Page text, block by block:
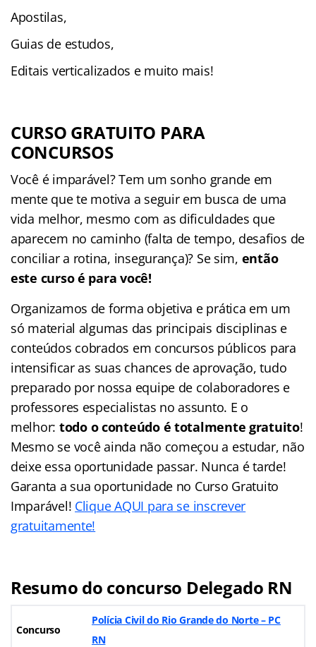
Apostilas,
Guias de estudos,
Editais verticalizados e muito mais!
CURSO GRATUITO PARA
CONCURSOS
Você é imparável? Tem um sonho grande em
mente que te motiva a seguir em busca de uma
vida melhor, mesmo com as dificuldades que
aparecem no caminho (falta de tempo, desafios de
conciliar a rotina, insegurança)? Se sim, então
este curso é para você!
Organizamos de forma objetiva e prática em um
só material algumas das principais disciplinas e
conteúdos cobrados em concursos públicos para
intensificar as suas chances de aprovação, tudo
preparado por nossa equipe de colaboradores e
professores especialistas no assunto. E o
melhor: todo o conteúdo é totalmente gratuito!
Mesmo se você ainda não começou a estudar, não
deixe essa oportunidade passar. Nunca é tarde!
Garanta a sua oportunidade no Curso Gratuito
Imparável! Clique AQUI para se inscrever
gratuitamente!
Resumo do concurso Delegado RN
Concurso
Polícia Civil do Rio Grande do Norte – PC
RN